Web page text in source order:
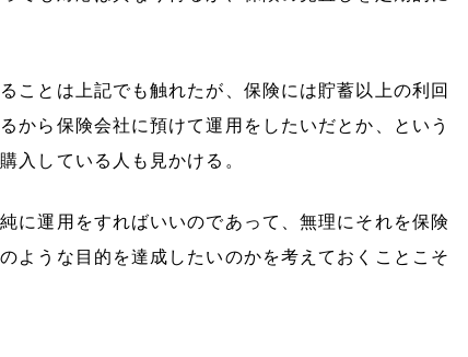
ことは上記でも触れたが、保険には貯蓄以上の利回
から保険会社に預けて運用をしたいだとか、という
入している人も見かける。
に運用をすればいいのであって、無理にそれを保険
ような目的を達成したいのかを考えておくことこそ